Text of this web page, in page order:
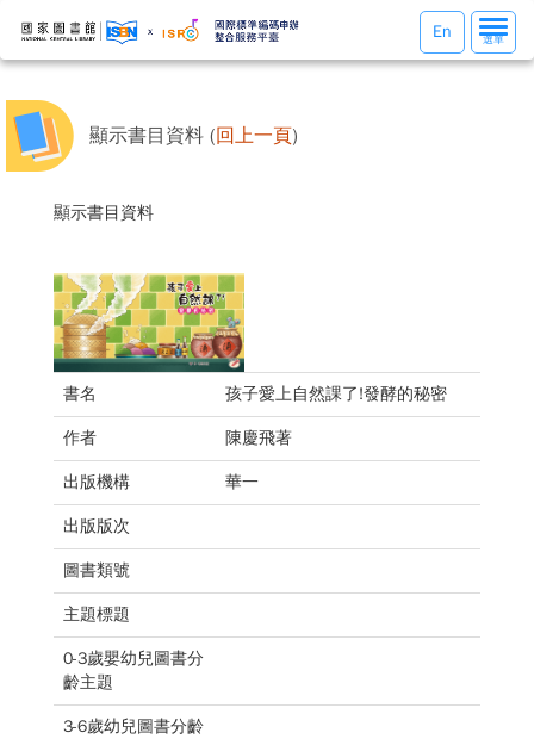
選
單
選單
En
顯示書目資料 (回上一頁)
顯示書目資料
書名 孩子愛上自然課了!發酵的秘密
作者 陳慶飛著
出版機構 華一
出版版次
圖書類號
主題標題
0-3歲嬰幼兒圖書分
齡主題
3-6歲幼兒圖書分齡